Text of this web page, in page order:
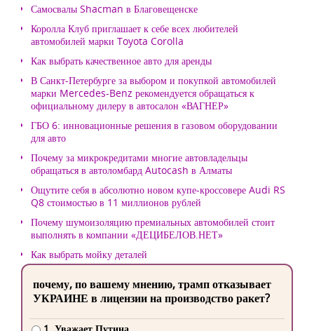
Самосвалы Shacman в Благовещенске
Королла Клуб приглашает к себе всех любителей
автомобилей марки Toyota Corolla
Как выбрать качественное авто для аренды
В Санкт-Петербурге за выбором и покупкой автомобилей
марки Mercedes-Benz рекомендуется обращаться к
официальному дилеру в автосалон «ВАГНЕР»
ГБО 6: инновационные решения в газовом оборудовании
для авто
Почему за микрокредитами многие автовладельцы
обращаться в автоломбард Autocash в Алматы
Ощутите себя в абсолютно новом купе-кроссовере Audi RS
Q8 стоимостью в 11 миллионов рублей
Почему шумоизоляцию премиальных автомобилей стоит
выполнять в компании «ДЕЦИБЕЛОВ.НЕТ»
Как выбрать мойку деталей
почему, по вашему мнению, трамп отказывает
УКРАИНЕ в лицензии на производство ракет?
1. Уважает Путина.